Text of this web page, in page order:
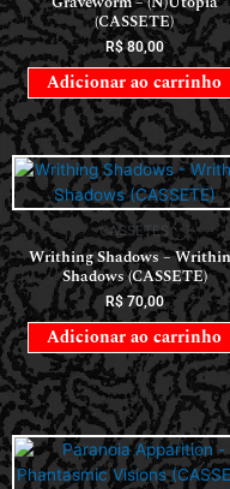
(CASSETE)
R$80,00
Adicionar ao carrinho
CASSETES
Writhing Shadows –
Shadows (CASSETE)
R$70,00
Adicionar ao carrinho